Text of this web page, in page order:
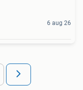
6 aug 26